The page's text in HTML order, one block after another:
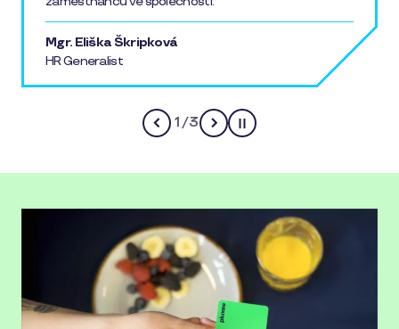
Sage Automotive Interiors
Strakonice Fabrics s.r.o.
2 /3